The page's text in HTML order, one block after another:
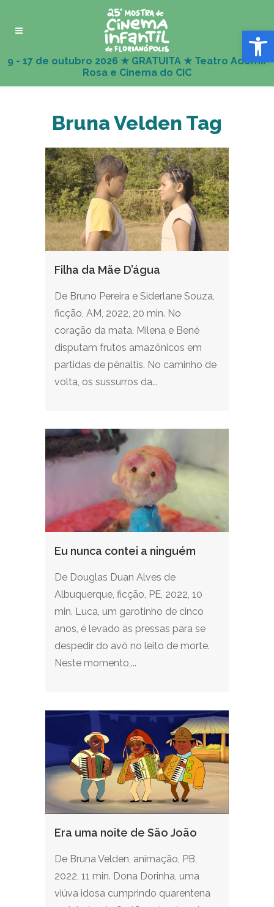
Abrir
Bruna Velden Tag
Filha da Mãe D’água
De Bruno Pereira e Siderlane Souza,
ficção, AM, 2022, 20 min. No
coração da mata, Milena e Bené
disputam frutos amazônicos em
partidas de pênaltis. No caminho de
volta, os sussurros da...
Eu nunca contei a ninguém
De Douglas Duan Alves de
Albuquerque, ficção, PE, 2022, 10
min. Luca, um garotinho de cinco
anos, é levado às pressas para se
despedir do avô no leito de morte.
Neste momento,...
Era uma noite de São João
De Bruna Velden, animação, PB,
2022, 11 min. Dona Dorinha, uma
viúva idosa cumprindo quarentena